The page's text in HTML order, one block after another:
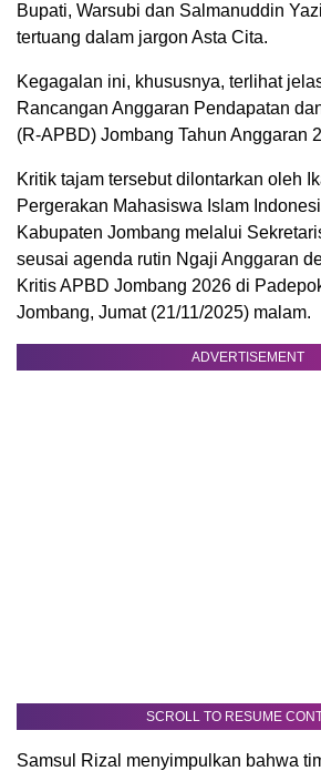
Bupati, Warsubi dan Salmanuddin
tertuang dalam jargon Asta Cita.
Kegagalan ini, khususnya, terlihat
Rancangan Anggaran Pendapatan
(R-APBD) Jombang Tahun Anggaran
Kritik tajam tersebut dilontarkan oleh
Pergerakan Mahasiswa Islam
Kabupaten Jombang melalui
seusai agenda rutin Ngaji Anggaran
Kritis APBD Jombang 2026 di
Jombang, Jumat (21/11/2025) malam.
ADVERTISEMENT
SCROLL TO RESUME
Samsul Rizal menyimpulkan bahwa